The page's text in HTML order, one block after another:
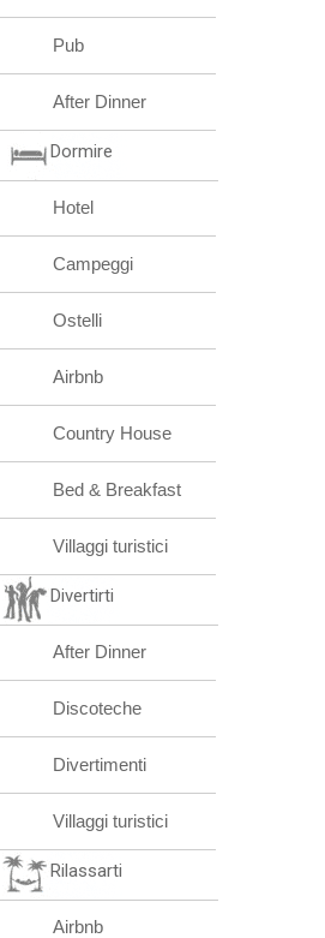
Pub
After Dinner
Dormire
Hotel
Campeggi
Ostelli
Airbnb
Country House
Bed & Breakfast
Villaggi turistici
Divertirti
After Dinner
Discoteche
Divertimenti
Villaggi turistici
Rilassarti
Airbnb